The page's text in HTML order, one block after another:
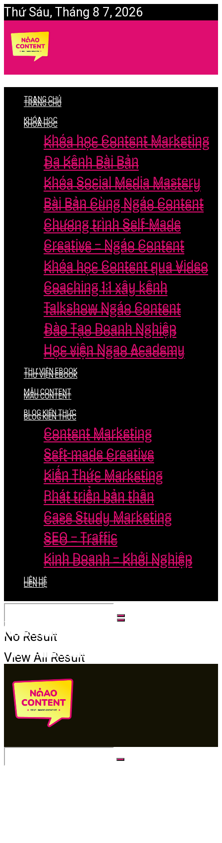
Thứ Sáu, Tháng 8 7, 2026
Login
TRANG CHỦ
KHÓA HỌC
Khóa học Content Marketing
Đa Kênh Bài Bản
Khóa Social Media Mastery
Bài Bản Cùng Ngáo Content
Chương trình Self-Made
Creative – Ngáo Content
Khóa học Content qua Video
Coaching 1:1 xây kênh
Talkshow Ngáo Content
Đào Tạo Doanh Nghiệp
Học viện Ngao Academy
THƯ VIỆN EBOOK
MẪU CONTENT
BLOG KIẾN THỨC
Content Marketing
Seft-made Creative
Kiến Thức Marketing
Phát triển bản thân
Case Study Marketing
SEO – Traffic
Kinh Doanh – Khởi Nghiệp
LIÊN HỆ
No Result
View All Result
TRANG CHỦ
KHÓA HỌC
Khóa học Content Marketing
Đa Kênh Bài Bản
Khóa Social Media Mastery
Bài Bản Cùng Ngáo Content
Chương trình Self-Made
Creative – Ngáo Content
Khóa học Content qua Video
Coaching 1:1 xây kênh
Talkshow Ngáo Content
Đào Tạo Doanh Nghiệp
Học viện Ngao Academy
THƯ VIỆN EBOOK
MẪU CONTENT
BLOG KIẾN THỨC
Content Marketing
Seft-made Creative
Kiến Thức Marketing
Phát triển bản thân
Case Study Marketing
SEO – Traffic
Kinh Doanh – Khởi Nghiệp
LIÊN HỆ
No Result
View All Result